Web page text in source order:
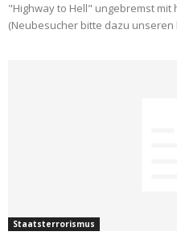
"Highway to Hell" ungebremst
(Neubesucher bitte dazu unseren
Staatsterrorismus